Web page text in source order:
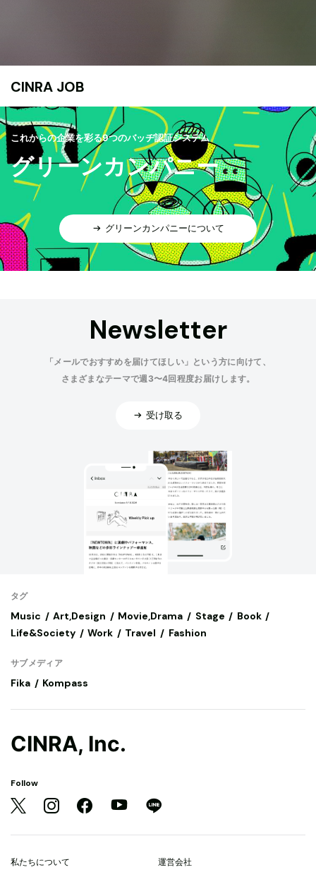
CINRA JOB
これからの企業を彩る9つのバッヂ認証システム
グリーンカンパニー
グリーンカンパニーについて
Newsletter
「メールでおすすめを届けてほしい」という方に向けて、
さまざまなテーマで週3〜4回程度お届けします。
受け取る
タグ
Music Art,Design Movie,Drama Stage
Book
Life&Society
Work Travel Fashion
サブメディア
Fika Kompass
CINRA, Inc.
Follow
私たちについて 運営会社